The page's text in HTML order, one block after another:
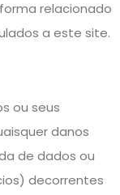
relacionado
a este site.
ou seus
danos
de dados ou
decorrentes